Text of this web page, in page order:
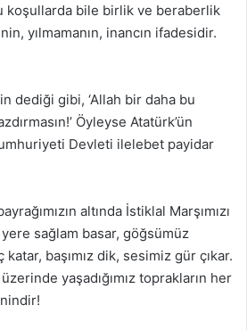
koşullarda bile birlik ve beraberlik
yılmamanın, inancın ifadesidir.
dediği gibi, ‘Allah bir daha bu
Öyleyse Atatürk’ün
Devleti ilelebet payidar
altında İstiklal Marşımızı
yere sağlam basar, göğsümüz
başımız dik, sesimiz gür çıkar.
yaşadığımız toprakların her